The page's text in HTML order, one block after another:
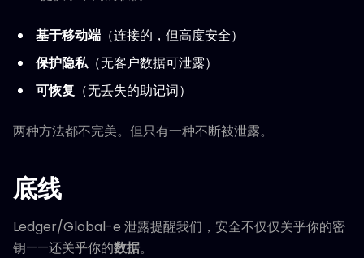
基于移动端 （连接的，但高度安全）
保护隐私（无客户数据可泄露）
可恢复 （无丢失的助记词）
两种方法都不完美。但只有一种不断被泄露。
底线
Ledger/Global-e 泄露提醒我们，安全不仅仅关乎你的密
钥——还关乎你的数据。